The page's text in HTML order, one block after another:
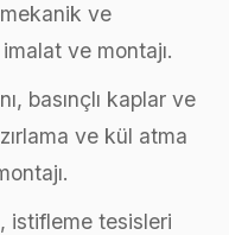
ve
ve montajı.
basınçlı kaplar ve
ve kül atma
istifleme tesisleri